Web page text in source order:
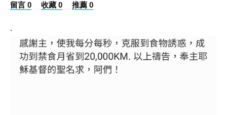
留言 0 收藏 0 推薦 0
.